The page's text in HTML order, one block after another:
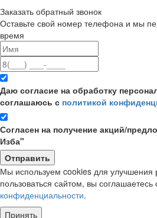
Заказать обратный звонок
Оставьте свой номер телефона и мы
время
Даю согласие на обработку
соглашаюсь с политикой
Согласен на получение акций/
Изба"
Мы используем cookies для улучшения
пользоваться сайтом, вы соглашаетесь
конфиденциальности.
Принять